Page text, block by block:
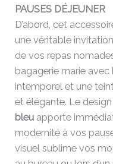
PAUSES DÉJEUNER
D’abord, cet
une véritable
de vos repas
bagagerie marie
intemporel et une
et élégante. Le
bleu apporte
modernité à vos
visuel sublime vos